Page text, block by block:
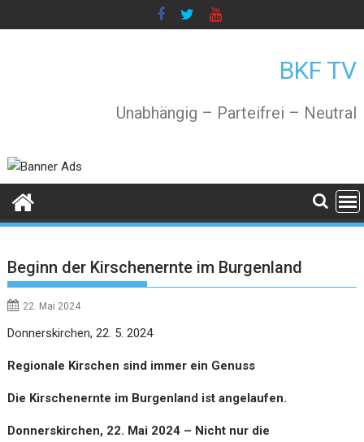
to
BKF TV
Unabhängig – Parteifrei – Neutral
Beginn der Kirschenernte im Burgenland
22. Mai 2024
Donnerskirchen, 22. 5. 2024
Regionale Kirschen sind immer ein Genuss
Die Kirschenernte im Burgenland ist angelaufen.
Donnerskirchen, 22. Mai 2024 – Nicht nur die